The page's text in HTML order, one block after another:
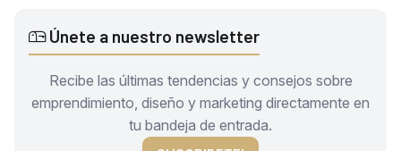
Únete a nuestro newsletter
Recibe las últimas tendencias y consejos sobre
emprendimiento, diseño y marketing directamente en
tu bandeja de entrada.